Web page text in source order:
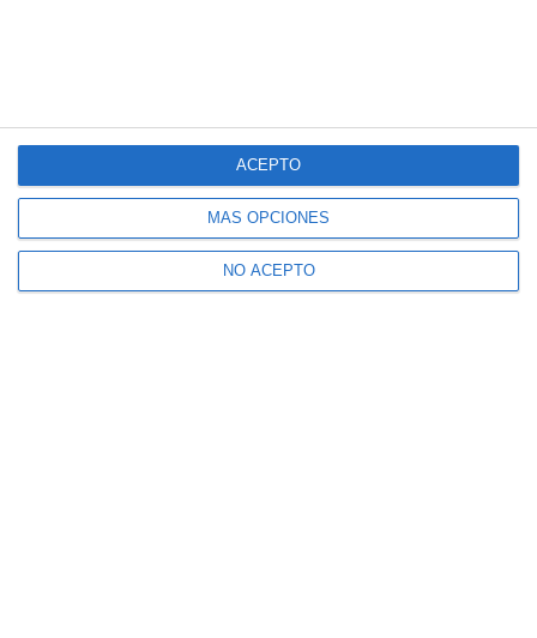
MÁS OPCIONES
NO ACEPTO
ACEPTO